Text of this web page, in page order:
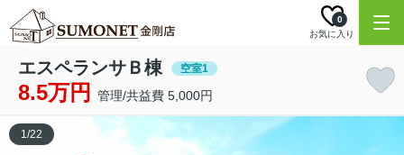
お気に入り
0
エスペランサＢ棟 空室1
8.5万円 管理/共益費 5,000円
1/22